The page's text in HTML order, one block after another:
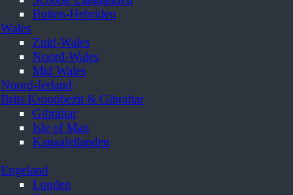
Buiten-Hebriden
Wales
Zuid-Wales
Noord-Wales
Mid Wales
Noord-Ierland
Brits Kroonbezit & Gibraltar
Gibraltar
Isle of Man
Kanaaleilanden
Engeland
Londen